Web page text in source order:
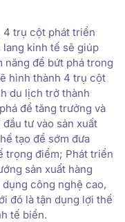
4 trụ cột phát triển
lang kinh tế sẽ giúp
năng để bứt phá trong
hình thành 4 trụ cột
du lịch trở thành
để tăng trưởng và
tư vào sản xuất
tạo để sớm đưa
trọng điểm; Phát triển
sản xuất hàng
công nghệ cao,
đó là tận dụng lợi thế
tế biển.